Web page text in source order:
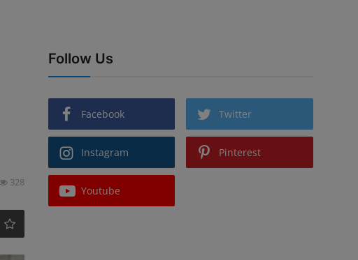
328
Follow Us
Facebook Twitter
Instagram Pinterest
Youtube